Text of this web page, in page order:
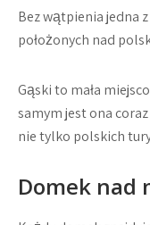
Bez wątpienia jedna
położonych nad
Gąski to mała
samym jest ona
nie tylko polskich
Domek nad